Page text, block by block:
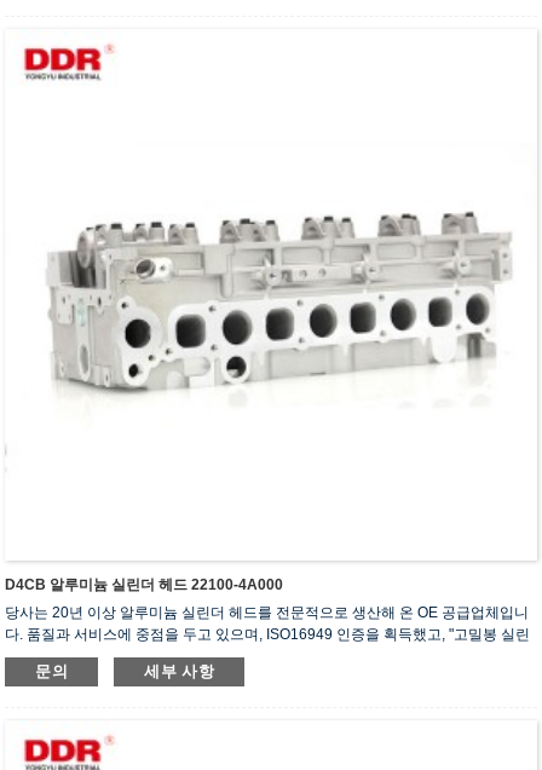
D4CB 알루미늄 실린더 헤드 22100-4A000
당사는 20년 이상 알루미늄 실린더 헤드를 전문적으로 생산해 온 OE 공급업체입니
다. 품질과 서비스에 중점을 두고 있으며, ISO16949 인증을 획득했고, "고밀봉 실린
더 헤드", "긴 수명 실린더 헤드" 등 5건의 실용신안 특허를 보유하고 있습니다.
문의 세부 사항